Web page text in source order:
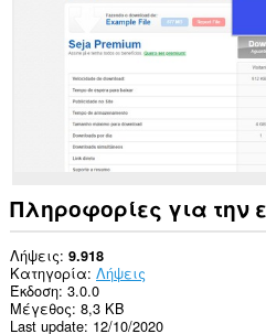
δραστηριότητα
περιήγησής
Πληροφορίες για την
Λήψεις 9.918
Κατηγορία Λήψεις
Έκδοση 3.0.0
Μέγεθος 8,3 KB
Last update 12/10/2020